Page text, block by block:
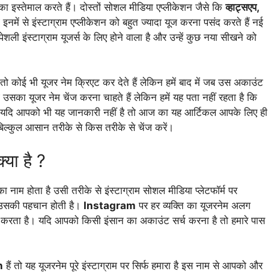
का इस्तेमाल करते हैं। दोस्तों सोशल मीडिया एप्लीकेशन जैसे किव्हाट्सएप,
इनमें से इंस्टाग्राम एप्लीकेशन को बहुत ज्यादा यूज करना पसंद करते हैं नई
इंस्टाग्राम यूजर्स के लिए होने वाला है और उन्हें कुछ नया सीखने को
तो कोई भी यूजर नेम क्रिएट कर देते हैं लेकिन हमें बाद में जब उस अकाउंट
यूजर नेम चेंज करना चाहते हैं लेकिन हमें यह पता नहीं रहता है कि
आपको भी यह जानकारी नहीं है तो आज का यह आर्टिकल आपके लिए ही
आसान तरीके से किस तरीके से चेंज करें।
है ?
होता है उसी तरीके से इंस्टाग्राम सोशल मीडिया प्लेटफॉर्म पर
पहचान होती है। Instagram पर हर व्यक्ति का यूजरनेम अलग
है। यदि आपको किसी इंसान का अकाउंट सर्च करना है तो हमारे पास
हैं तो यह यूजरनेम पूरे इंस्टाग्राम पर सिर्फ हमारा है इस नाम से आपको और